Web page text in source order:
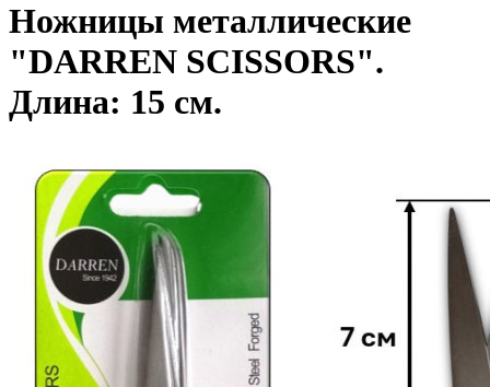
Ножницы металлические
"DARREN SCISSORS".
Длина: 15 см.